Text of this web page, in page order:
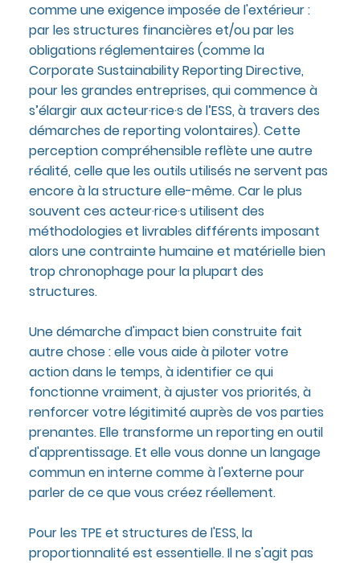
comme une exigence imposée de l'extérieur :
par les structures financières et/ou par les
obligations réglementaires (comme la
Corporate Sustainability Reporting Directive,
pour les grandes entreprises, qui commence à
s’élargir aux acteur·rice·s de l’ESS, à travers des
démarches de reporting volontaires). Cette
perception compréhensible reflète une autre
réalité, celle que les outils utilisés ne servent pas
encore à la structure elle-même. Car le plus
souvent ces acteur·rice·s utilisent des
méthodologies et livrables différents imposant
alors une contrainte humaine et matérielle bien
trop chronophage pour la plupart des
structures.
Une démarche d'impact bien construite fait
autre chose : elle vous aide à piloter votre
action dans le temps, à identifier ce qui
fonctionne vraiment, à ajuster vos priorités, à
renforcer votre légitimité auprès de vos parties
prenantes. Elle transforme un reporting en outil
d'apprentissage. Et elle vous donne un langage
commun en interne comme à l'externe pour
parler de ce que vous créez réellement.
Pour les TPE et structures de l'ESS, la
proportionnalité est essentielle. Il ne s'agit pas